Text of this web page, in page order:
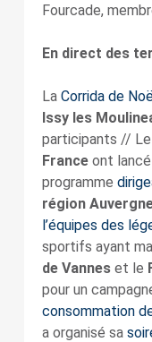
Fourcade,
En direct des
La Corrida de
Issy les
participants // Le
Franceont lancé
programme
région
l’équipes des
sportifs ayant
de Vanneset le
pour un
consommation
a organisé sa